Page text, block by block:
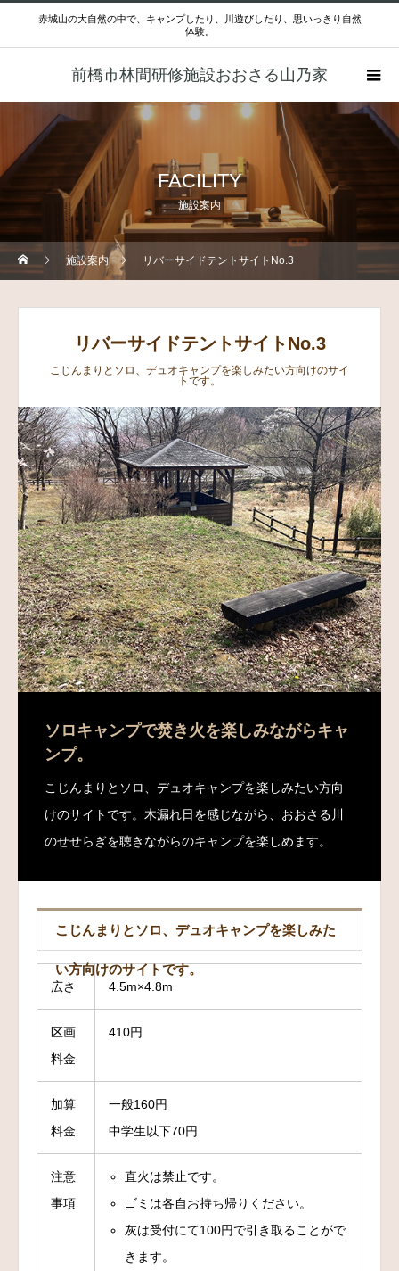
赤城山の大自然の中で、キャンプしたり、川遊びしたり、思いっきり自然
体験。
前橋市林間研修施設おおさる山乃家
FACILITY
施設案内
施設案内 リバーサイドテントサイトNo.3
リバーサイドテントサイトNo.3
こじんまりとソロ、デュオキャンプを楽しみたい方向けのサイ
トです。
ソロキャンプで焚き火を楽しみながらキャ
ンプ。
こじんまりとソロ、デュオキャンプを楽しみたい方向
けのサイトです。木漏れ日を感じながら、おおさる川
のせせらぎを聴きながらのキャンプを楽しめます。
こじんまりとソロ、デュオキャンプを楽しみた
い方向けのサイトです。
広さ 4.5m×4.8m
区画
料金
410円
加算
料金
一般160円
中学生以下70円
注意
事項
直火は禁止です。
ゴミは各自お持ち帰りください。
灰は受付にて100円で引き取ることがで
きます。